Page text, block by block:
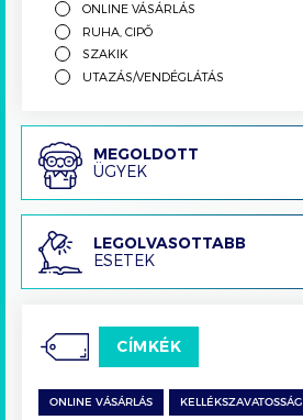
ONLINE VÁSÁRLÁS
RUHA, CIPŐ
SZAKIK
UTAZÁS/VENDÉGLÁTÁS
Megoldott
ügyek
MEGOLDOTT
ÜGYEK
Legolvasottabb
esetek
LEGOLVASOTTABB
ESETEK
CÍMKÉK
ONLINE VÁSÁRLÁS KELLÉKSZAVATOSSÁG